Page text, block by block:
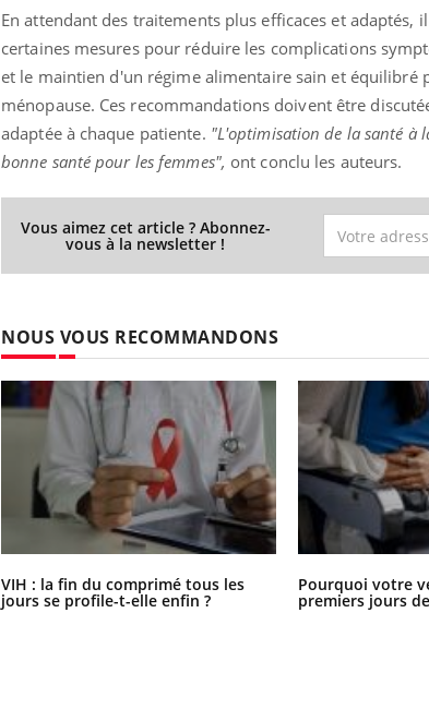
En attendant des traitements plus efficaces et
certaines mesures pour réduire les complications
et le maintien d'un régime alimentaire sain et équilibré
ménopause. Ces recommandations doivent être
adaptée à chaque patiente. "L'optimisation de la santé à
bonne santé pour les femmes", ont conclu les auteurs.
Vous aimez cet article ? Abonnez-
vous à la newsletter !
NOUS VOUS RECOMMANDONS
VIH : la fin du comprimé tous les
jours se profile-t-elle enfin ?
Pourquoi votre
premiers jours